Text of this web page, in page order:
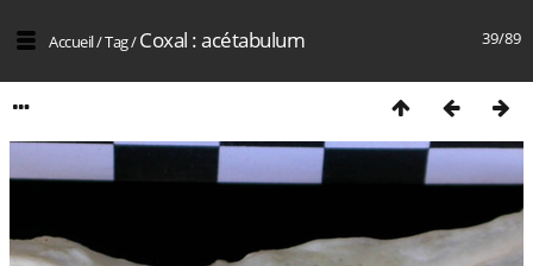
39/89
Accueil/Tag/Coxal : acétabulum